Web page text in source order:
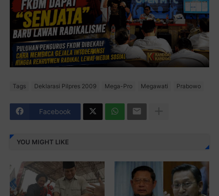
Tags Deklarasi Pilpres 2009 Mega-Pro Megawati Prabowo
Facebook
YOU MIGHT LIKE